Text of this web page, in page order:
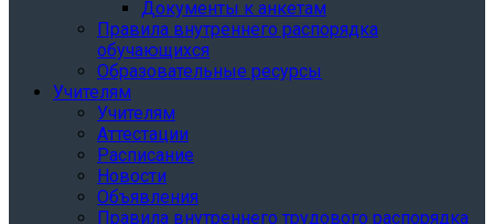
Документы к анкетам
Правила внутреннего распорядка
обучающихся
Образовательные ресурсы
Учителям
Учителям
Аттестации
Расписание
Новости
Объявления
Правила внутреннего трудового распорядка